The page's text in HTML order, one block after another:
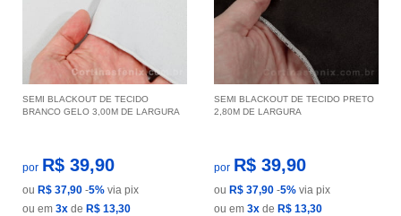
SEMI BLACKOUT DE TECIDO
BRANCO GELO 3,00M DE LARGURA
por R$ 39,90
ou R$ 37,90 -5% via pix
ou em 3x de R$ 13,30
SEMI BLACKOUT DE TECIDO PRETO
2,80M DE LARGURA
por R$ 39,90
ou R$ 37,90 -5% via pix
ou em 3x de R$ 13,30